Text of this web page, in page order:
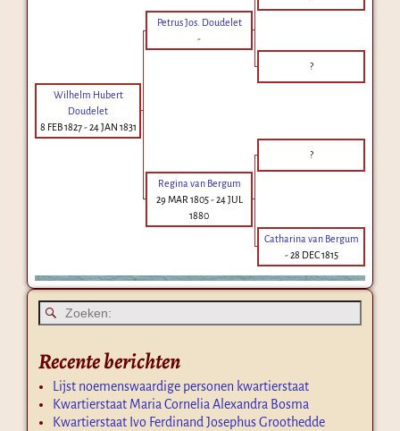
Petrus Jos. Doudelet
-
?
Wilhelm Hubert
Doudelet
8 FEB 1827-24 JAN 1831
?
Regina van Bergum
29 MAR 1805-24 JUL
1880
Catharina van Bergum
-28 DEC 1815
Recente berichten
Lijst noemenswaardige personen kwartierstaat
Kwartierstaat Maria Cornelia Alexandra Bosma
Kwartierstaat Ivo Ferdinand Josephus Groothedde